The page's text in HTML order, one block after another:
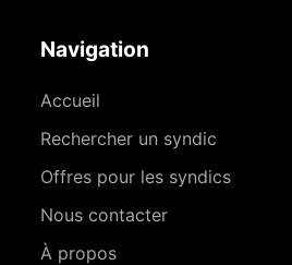
Navigation
Accueil
Rechercher un syndic
Offres pour les syndics
Nous contacter
À propos